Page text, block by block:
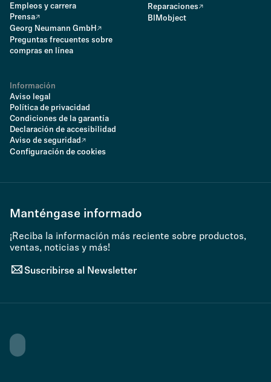
Empleos y carrera
Prensa
Georg Neumann GmbH
Preguntas frecuentes sobre
compras en línea
Reparaciones
BIMobject
Información
Aviso legal
Política de privacidad
Condiciones de la garantía
Declaración de accesibilidad
Aviso de seguridad
Configuración de cookies
Manténgase informado
¡Reciba la información más reciente sobre productos,
ventas, noticias y más!
Suscribirse al Newsletter